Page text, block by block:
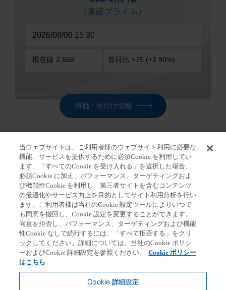
ホーム > 株主・投資家の皆さま > IR ニュース >
スリリース ピックアップ
株価・格付け情報
第一三共個人情報保護方針 クッキーポリシー
ソーシャルメディアポリシー ご利用条件
アクセシビリティ方針
当ウェブサイトは、ご利用者様のウェブサイト利用に必要な
機能、サービスを提供するために必須Cookie を利用してい
ます。「すべてのCookie を受け入れる」を選択した場合、
必須Cookie に加え、パフォーマンス、ターゲティングおよ
び機能性Cookie を利用し、第三者サイトを含むコンテンツ
の最適化やサービス向上を目的としてサイト利用分析を行い
ます。ご利用者様は当社のCookie 設定ツールによりいつで
も同意を撤回し、Cookie 設定を変更することができます。
同意を拒否し、パフォーマンス、ターゲティングおよび機能
性Cookie なしで続行するには、「すべて拒否する」をクリ
ックしてください。詳細については、当社のCookie ポリシ
ーおよびCookie 詳細設定を参照ください。
Cookie ポリシー
はこちら
Cookie 詳細設定